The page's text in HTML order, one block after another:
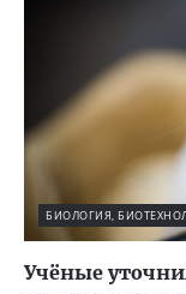
БИОЛОГИЯ,
Учёные